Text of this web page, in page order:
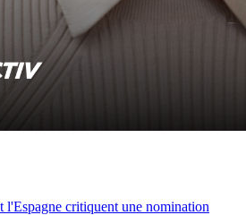
critiquent une nomination